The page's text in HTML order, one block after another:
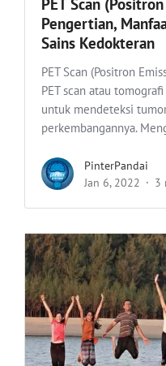
Pengertian,
Sains Kedokteran
PET Scan (Positron
PET scan atau
untuk mendeteksi
perkembangannya.
PinterPandai
Jan 6, 2022
3